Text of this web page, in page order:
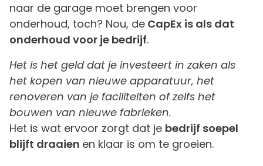
naar de garage moet brengen voor
onderhoud, toch? Nou, de CapEx is als dat
onderhoud voor je bedrijf.
Het is het geld dat je investeert in zaken als
het kopen van nieuwe apparatuur, het
renoveren van je faciliteiten of zelfs het
bouwen van nieuwe fabrieken.
Het is wat ervoor zorgt dat je bedrijf soepel
blijft draaien en klaar is om te groeien.